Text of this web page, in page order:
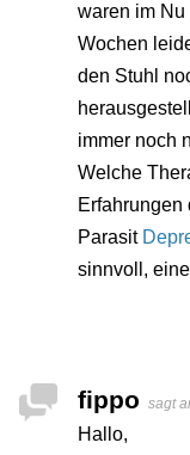
waren im
Wochen
den Stuhl
immer noch
Welche
Erfahrungen
Parasit
sinnvoll, eine
fippo sagt
Hallo,